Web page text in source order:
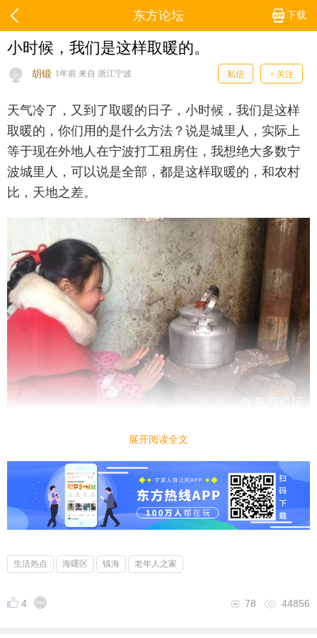
下载
东方论坛
小时候，我们是这样取暖的。
胡锻 1年前 来自 浙江宁波 私信 + 关注
天气冷了，又到了取暖的日子，小时候，我们是这样
取暖的，你们用的是什么方法？说是城里人，实际上
等于现在外地人在宁波打工租房住，我想绝大多数宁
波城里人，可以说是全部，都是这样取暖的，和农村
比，天地之差。
展开阅读全文
生活热点 海曙区 镇海 老年人之家
4 44856
78